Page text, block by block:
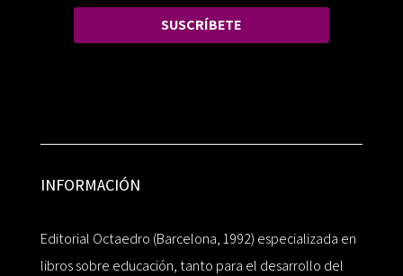
SUSCRÍBETE
INFORMACIÓN
Editorial Octaedro (Barcelona, 1992) especializada en
libros sobre educación, tanto para el desarrollo del